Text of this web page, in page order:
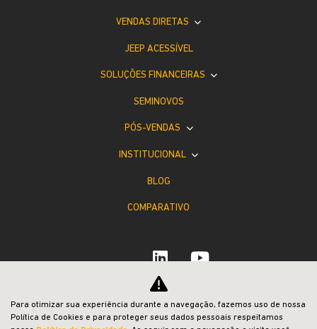
VENDAS DIRETAS
JEEP ACESSÍVEL
SOLUÇÕES FINANCEIRAS
SEMINOVOS
PÓS-VENDAS
INSTITUCIONAL
BLOG
COMPARATIVO
Desacelere. Seu bem maior é a vida.
Para otimizar sua experiência durante a navegação, fazemos uso de nossa
Política de Cookies e para proteger seus dados pessoais respeitamos